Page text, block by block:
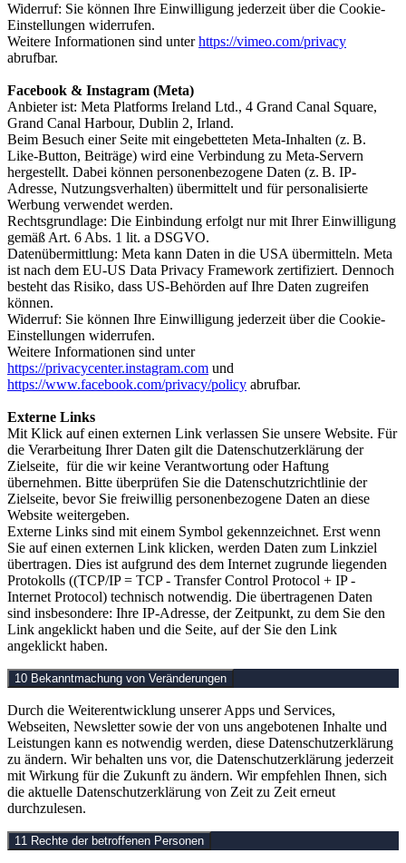
Widerruf: Sie können Ihre Einwilligung jederzeit über die Cookie-
Einstellungen widerrufen.
Weitere Informationen sind unterhttps://vimeo.com/privacy
abrufbar.
Facebook & Instagram (Meta)
Anbieter ist: Meta Platforms Ireland Ltd., 4 Grand Canal Square,
Grand Canal Harbour, Dublin 2, Irland.
Beim Besuch einer Seite mit eingebetteten Meta-Inhalten (z. B.
Like-Button, Beiträge) wird eine Verbindung zu Meta-Servern
hergestellt. Dabei können personenbezogene Daten (z. B. IP-
Adresse, Nutzungsverhalten) übermittelt und für personalisierte
Werbung verwendet werden.
Rechtsgrundlage: Die Einbindung erfolgt nur mit Ihrer Einwilligung
gemäß Art. 6 Abs. 1 lit. a DSGVO.
Datenübermittlung: Meta kann Daten in die USA übermitteln. Meta
ist nach dem EU-US Data Privacy Framework zertifiziert. Dennoch
besteht das Risiko, dass US-Behörden auf Ihre Daten zugreifen
können.
Widerruf: Sie können Ihre Einwilligung jederzeit über die Cookie-
Einstellungen widerrufen.
Weitere Informationen sind unter
https://privacycenter.instagram.com und
https://www.facebook.com/privacy/policy abrufbar.
Externe Links
Mit Klick auf einen externen Link verlassen Sie unsere Website. Für
die Verarbeitung Ihrer Daten gilt die Datenschutzerklärung der
Zielseite, für die wir keine Verantwortung oder Haftung
übernehmen. Bitte überprüfen Sie die Datenschutzrichtlinie der
Zielseite, bevor Sie freiwillig personenbezogene Daten an diese
Website weitergeben.
Externe Links sind mit einem Symbol gekennzeichnet. Erst wenn
Sie auf einen externen Link klicken, werden Daten zum Linkziel
übertragen. Dies ist aufgrund des dem Internet zugrunde liegenden
Protokolls ((TCP/IP = TCP - Transfer Control Protocol + IP -
Internet Protocol) technisch notwendig. Die übertragenen Daten
sind insbesondere: Ihre IP-Adresse, der Zeitpunkt, zu dem Sie den
Link angeklickt haben und die Seite, auf der Sie den Link
angeklickt haben.
10 Bekanntmachung von Veränderungen
Durch die Weiterentwicklung unserer Apps und Services,
Webseiten, Newsletter sowie der von uns angebotenen Inhalte und
Leistungen kann es notwendig werden, diese Datenschutzerklärung
zu ändern. Wir behalten uns vor, die Datenschutzerklärung jederzeit
mit Wirkung für die Zukunft zu ändern. Wir empfehlen Ihnen, sich
die aktuelle Datenschutzerklärung von Zeit zu Zeit erneut
durchzulesen.
11 Rechte der betroffenen Personen